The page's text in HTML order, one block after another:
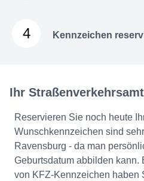
4 Kennzeichen
Ihr
Reservieren Sie noch heute
Wunschkennzeichen sind
Ravensburg - da man
Geburtsdatum abbilden
von KFZ-Kennzeichen haben